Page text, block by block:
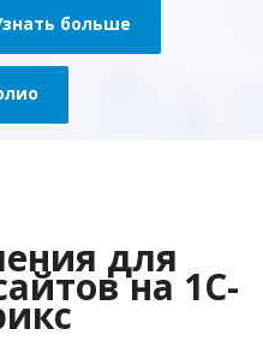
больше
для
на 1С-